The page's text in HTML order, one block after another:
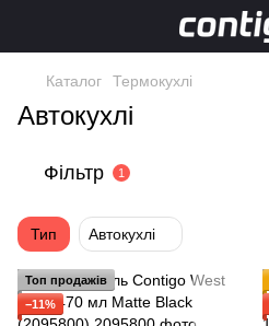
Каталог Термокухлі
Автокухлі
Фільтр 1
Тип Автокухлі
Топ продажів
−11%